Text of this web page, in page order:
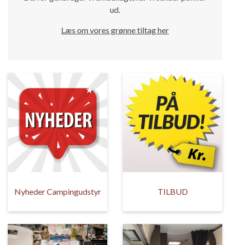
ud.
Læs om vores grønne tiltag her
Nyheder Campingudstyr TILBUD